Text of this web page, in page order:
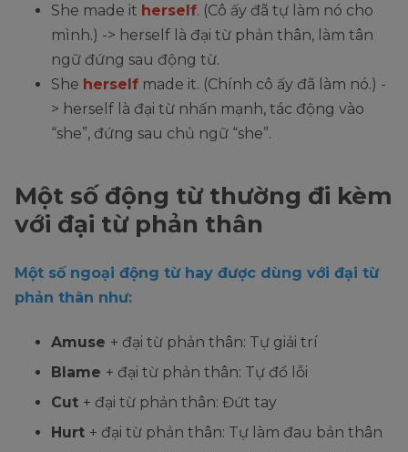
She made it herself. (Cô ấy đã tự làm nó cho
mình.) -> herself là đại từ phản thân, làm tân
ngữ đứng sau động từ.
She herself made it. (Chính cô ấy đã làm nó.) -
> herself là đại từ nhấn mạnh, tác động vào
“she”, đứng sau chủ ngữ “she”.
Một số động từ thường đi kèm
với đại từ phản thân
Một số ngoại động từ hay được dùng với đại từ
phản thân như:
Amuse + đại từ phản thân: Tự giải trí
Blame + đại từ phản thân: Tự đổ lỗi
Cut + đại từ phản thân: Đứt tay
Hurt + đại từ phản thân: Tự làm đau bản thân